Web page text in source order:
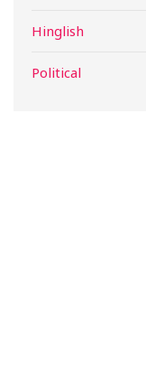
Hinglish
Political